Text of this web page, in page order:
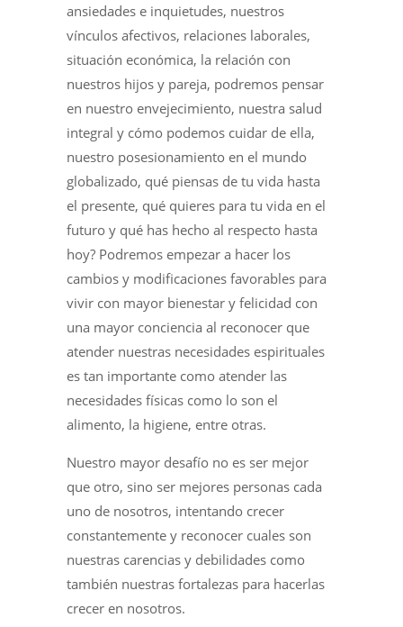
ansiedades e inquietudes, nuestros
vínculos afectivos, relaciones laborales,
situación económica, la relación con
nuestros hijos y pareja, podremos pensar
en nuestro envejecimiento, nuestra salud
integral y cómo podemos cuidar de ella,
nuestro posesionamiento en el mundo
globalizado, qué piensas de tu vida hasta
el presente, qué quieres para tu vida en el
futuro y qué has hecho al respecto hasta
hoy? Podremos empezar a hacer los
cambios y modificaciones favorables para
vivir con mayor bienestar y felicidad con
una mayor conciencia al reconocer que
atender nuestras necesidades espirituales
es tan importante como atender las
necesidades físicas como lo son el
alimento, la higiene, entre otras.
Nuestro mayor desafío no es ser mejor
que otro, sino ser mejores personas cada
uno de nosotros, intentando crecer
constantemente y reconocer cuales son
nuestras carencias y debilidades como
también nuestras fortalezas para hacerlas
crecer en nosotros.